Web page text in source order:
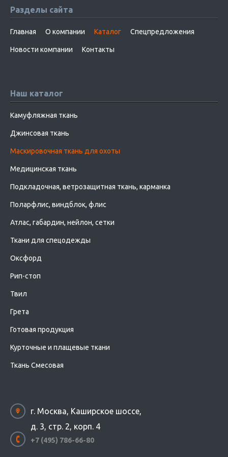
Разделы сайта
Главная О компании Каталог Спецпредложения
Новости компании Контакты
Наш каталог
Камуфляжная ткань
Джинсовая ткань
Маскировочная ткань для охоты
Медицинская ткань
Подкладочная, ветрозащитная ткань, карманка
Поларфлис, виндблок, флис
Атлас, габардин, нейлон, сетки
Ткани для спецодежды
Оксфорд
Рип-стоп
Твил
Грета
Готовая продукция
Курточные и плащевые ткани
Ткань Смесовая
г. Москва, Каширское шоссе,
д. 3, стр. 2, корп. 4
+7 (495) 786-66-80